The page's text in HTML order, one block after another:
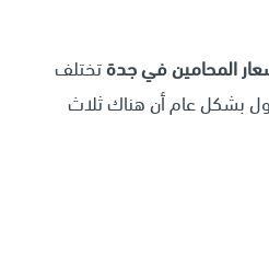
المحامين في جدةتختلف
بشكل عام أن هناك ثلاث